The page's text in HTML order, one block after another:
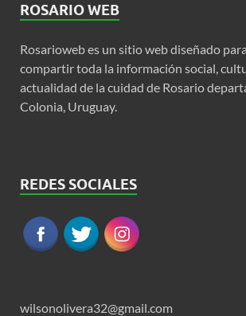
ROSARIO WEB
Rosarioweb es un sitio web diseñado
compartir toda la información social,
actualidad de la cuidad de Rosario
Colonia, Uruguay.
REDES SOCIALES
wilsonolivera32@gmail.com